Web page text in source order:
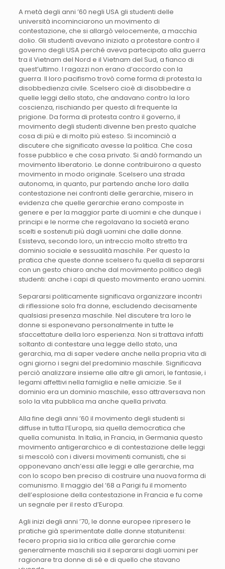
A metà degli anni ’60 negli USA gli studenti delle
università incominciarono un movimento di
contestazione, che si allargò velocemente, a macchia
dolio. Gli studenti avevano iniziato a protestare contro il
governo degli USA perché aveva partecipato alla guerra
tra il Vietnam del Nord e il Vietnam del Sud, a fianco di
quest’ultimo. I ragazzi non erano d’accordo con la
guerra. Il loro pacifismo trovò come forma di protesta la
disobbedienza civile. Scelsero cioè di disobbedire a
quelle leggi dello stato, che andavano contro la loro
coscienza, rischiando per questo di frequente la
prigione. Da forma di protesta contro il governo, il
movimento degli studenti divenne ben presto qualche
cosa di più e di molto più esteso. Si incominciò a
discutere che significato avesse la politica. Che cosa
fosse pubblico e che cosa privato. Si andò formando un
movimento liberatorio. Le donne contribuirono a questo
movimento in modo originale. Scelsero una strada
autonoma, in quanto, pur partendo anche loro dalla
contestazione nei confronti delle gerarchie, misero in
evidenza che quelle gerarchie erano composte in
genere e per la maggior parte di uomini e che dunque i
principi e le norme che regolavano la società erano
scelti e sostenuti più dagli uomini che dalle donne.
Esisteva, secondo loro, un intreccio molto stretto tra
dominio sociale e sessualità maschile. Per questo la
pratica che queste donne scelsero fu quella di separarsi
con un gesto chiaro anche dal movimento politico degli
studenti: anche i capi di questo movimento erano uomini.
Separarsi politicamente significava organizzare incontri
di riflessione solo fra donne, escludendo decisamente
qualsiasi presenza maschile. Nel discutere tra loro le
donne si esponevano personalmente in tutte le
sfaccettature della loro esperienza. Non si trattava infatti
soltanto di contestare una legge dello stato, una
gerarchia, ma di saper vedere anche nella propria vita di
ogni giorno i segni del predominio maschile. Significava
perciò analizzare insieme alle altre gli amori, le fantasie, i
legami affettivi nella famiglia e nelle amicizie. Se il
dominio era un dominio maschile, esso attraversava non
solo la vita pubblica ma anche quella privata.
Alla fine degli anni ’60 il movimento degli studenti si
diffuse in tutta l’Europa, sia quella democratica che
quella comunista. In Italia, in Francia, in Germania questo
movimento antigerarchico e di contestazione delle leggi
si mescolò con i diversi movimenti comunisti, che si
opponevano anch’essi alle leggi e alle gerarchie, ma
con lo scopo ben preciso di costruire una nuova forma di
comunismo. Il maggio del ’68 a Parigi fu il momento
dell’esplosione della contestazione in Francia e fu come
un segnale per il resto d’Europa.
Agli inizi degli anni ’70, le donne europee ripresero le
pratiche già sperimentate dalle donne statunitensi:
fecero propria sia la critica alle gerarchie come
generalmente maschili sia il separarsi dagli uomini per
ragionare tra donne di sé e di quello che stavano